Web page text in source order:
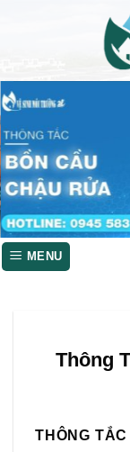
MENU
Thông
THÔNG